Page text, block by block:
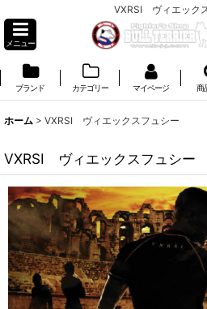
VXRSI ヴィエック
メニュー
ブランド カテゴリー マイページ 商
ホーム > VXRSI ヴィエックスフュシー
VXRSI ヴィエックスフュシー